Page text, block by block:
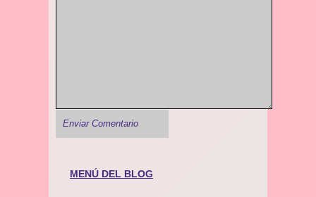
MENÚ DEL BLOG